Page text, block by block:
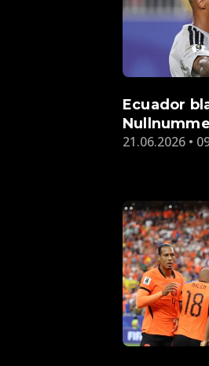
Ecuador
21.06.2026 •